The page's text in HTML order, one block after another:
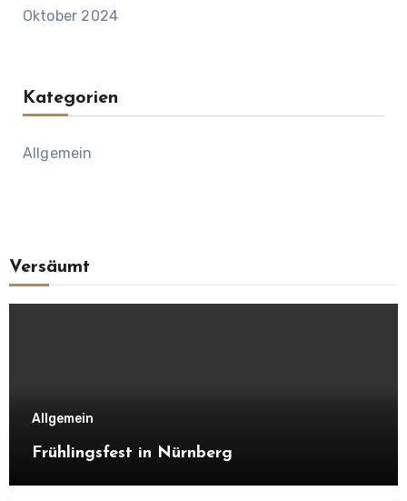
Oktober 2024
Kategorien
Allgemein
Versäumt
Allgemein
Frühlingsfest in Nürnberg